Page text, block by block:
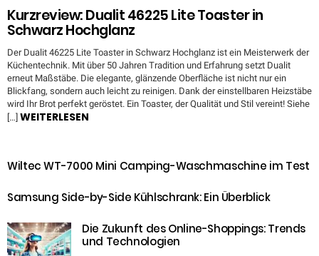
Kurzreview: Dualit 46225 Lite Toaster in
Schwarz Hochglanz
Der Dualit 46225 Lite Toaster in Schwarz Hochglanz ist ein Meisterwerk der
Küchentechnik. Mit über 50 Jahren Tradition und Erfahrung setzt Dualit
erneut Maßstäbe. Die elegante, glänzende Oberfläche ist nicht nur ein
Blickfang, sondern auch leicht zu reinigen. Dank der einstellbaren Heizstäbe
wird Ihr Brot perfekt geröstet. Ein Toaster, der Qualität und Stil vereint! Siehe
[…] WEITERLESEN
Wiltec WT-7000 Mini Camping-Waschmaschine im Test
Samsung Side-by-Side Kühlschrank: Ein Überblick
Die Zukunft des Online-Shoppings: Trends
und Technologien